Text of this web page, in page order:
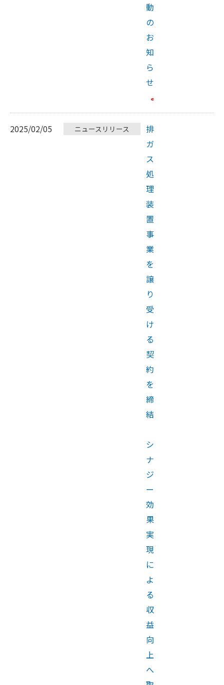
動
の
お
知
ら
せ
2025/02/05 ニュースリリース
排
ガ
ス
処
理
装
置
事
業
を
譲
り
受
け
る
契
約
を
締
結
シ
ナ
ジ
ー
効
果
実
現
に
よ
る
収
益
向
上
へ